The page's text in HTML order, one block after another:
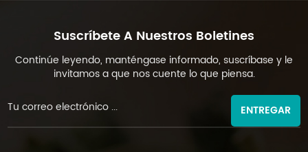
Suscríbete A Nuestros Boletines
Continúe leyendo, manténgase informado, suscríbase y le
invitamos a que nos cuente lo que piensa.
ENTREGAR